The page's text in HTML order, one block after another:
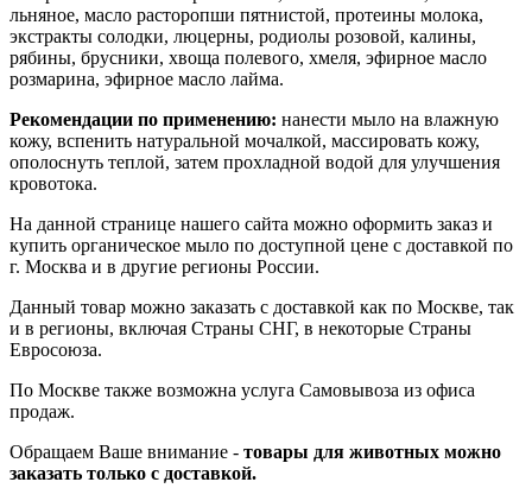
льняное, масло расторопши пятнистой, протеины молока,
экстракты солодки, люцерны, родиолы розовой, калины,
рябины, брусники, хвоща полевого, хмеля, эфирное масло
розмарина, эфирное масло лайма.
Рекомендации по применению: нанести мыло на влажную
кожу, вспенить натуральной мочалкой, массировать кожу,
ополоснуть теплой, затем прохладной водой для улучшения
кровотока.
На данной странице нашего сайта можно оформить заказ и
купить органическое мыло по доступной цене с доставкой по
г. Москва и в другие регионы России.
Данный товар можно заказать с доставкой как по Москве, так
и в регионы, включая Страны СНГ, в некоторые Страны
Евросоюза.
По Москве также возможна услуга Самовывоза из офиса
продаж.
Обращаем Ваше внимание - товары для животных можно
заказать только с доставкой.